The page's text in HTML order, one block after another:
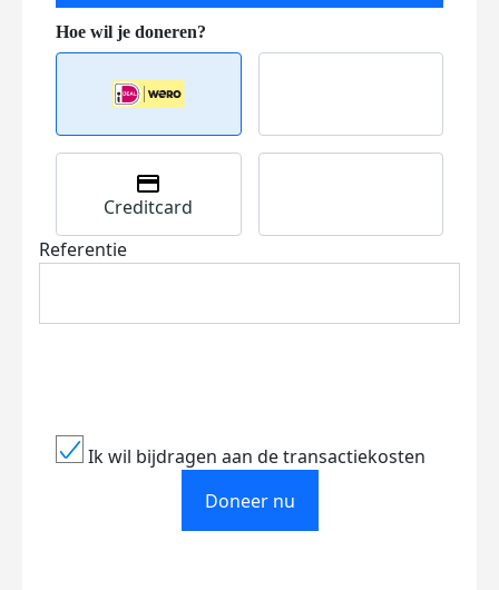
Creditcard
Referentie
Ik wil bijdragen aan de transactiekosten
Doneer nu